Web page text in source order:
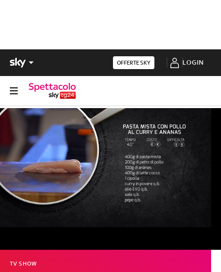
OFFERTE SKY LOGIN
TV SHOW